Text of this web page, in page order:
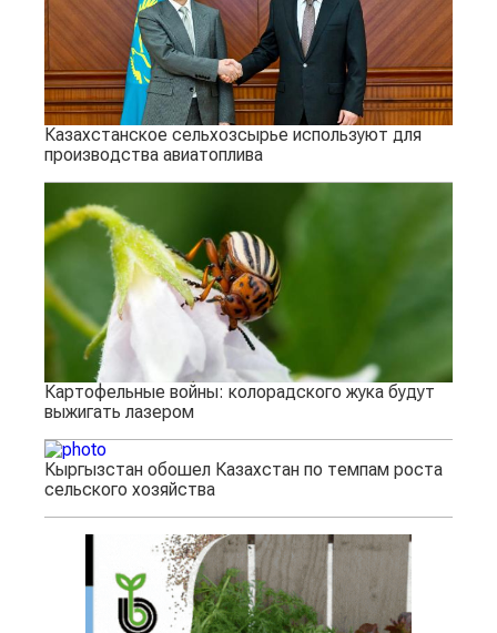
Казахстанское сельхозсырье используют для
производства авиатоплива
Картофельные войны: колорадского жука будут
выжигать лазером
Кыргызстан обошел Казахстан по темпам роста
сельского хозяйства